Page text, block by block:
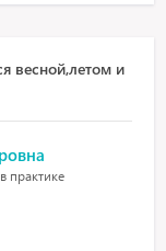
весной,летом и
практике